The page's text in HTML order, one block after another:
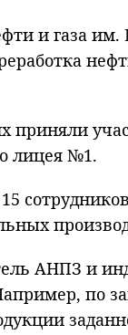
и газа
приняли
лицея №1.
АНПЗ и
по